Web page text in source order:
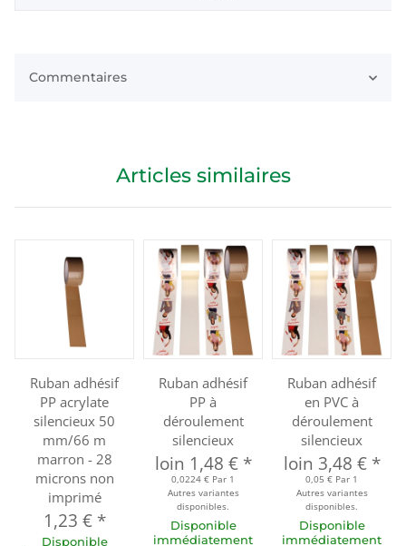
Commentaires
Articles similaires
Ruban adhésif
PP acrylate
silencieux 50
mm/66 m
marron - 28
microns non
imprimé
1,23 € *
Disponible
Ruban adhésif
PP à
déroulement
silencieux
loin 1,48 € *
0,0224 € Par 1
Autres variantes
disponibles.
Disponible
immédiatement
Ruban adhésif
en PVC à
déroulement
silencieux
loin 3,48 € *
0,05 € Par 1
Autres variantes
disponibles.
Disponible
immédiatement